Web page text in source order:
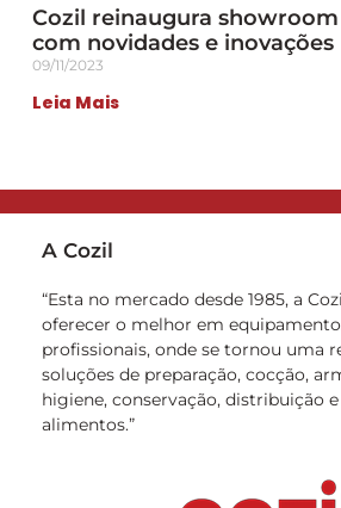
Cozil reinaugura showroom
com novidades e inovações
09/11/2023
Leia Mais
A Cozil
“Esta no mercado desde 1985, a
oferecer o melhor em
profissionais, onde se tornou uma
soluções de preparação, cocção,
higiene, conservação, distribuição
alimentos.”